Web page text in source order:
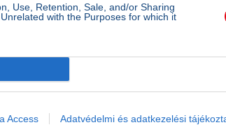
Use, Retention, Sale, and/or Sharing
with the Purposes for which it
Access Adatvédelmi és adatkezelési